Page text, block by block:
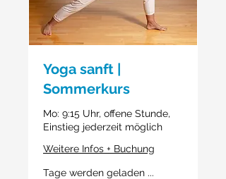
Yoga sanft |
Sommerkurs
Mo: 9:15 Uhr, offene Stunde,
Einstieg jederzeit möglich
Weitere Infos + Buchung
Tage werden geladen ...